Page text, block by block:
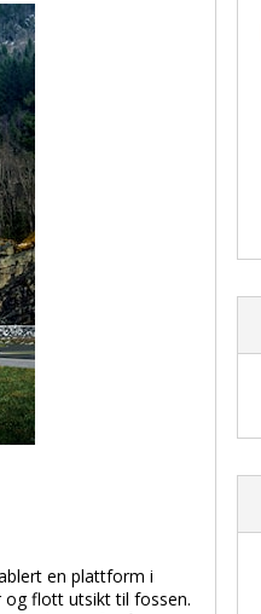
en plattform i
og flott utsikt til fossen.